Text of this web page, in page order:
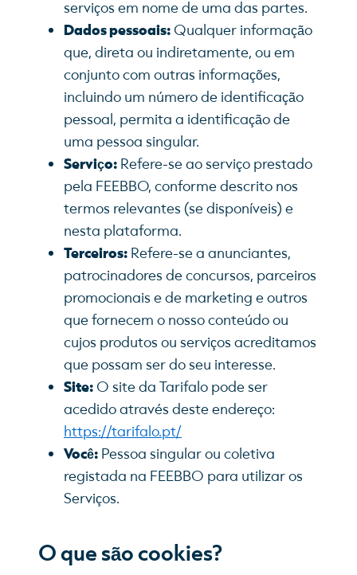
serviços em nome de uma das partes.
Dados pessoais: Qualquer informação
que, direta ou indiretamente, ou em
conjunto com outras informações,
incluindo um número de identificação
pessoal, permita a identificação de
uma pessoa singular.
Serviço: Refere-se ao serviço prestado
pela FEEBBO, conforme descrito nos
termos relevantes (se disponíveis) e
nesta plataforma.
Terceiros: Refere-se a anunciantes,
patrocinadores de concursos, parceiros
promocionais e de marketing e outros
que fornecem o nosso conteúdo ou
cujos produtos ou serviços acreditamos
que possam ser do seu interesse.
Site: O site da Tarifalo pode ser
acedido através deste endereço:
https://tarifalo.pt/
Você: Pessoa singular ou coletiva
registada na FEEBBO para utilizar os
Serviços.
O que são cookies?